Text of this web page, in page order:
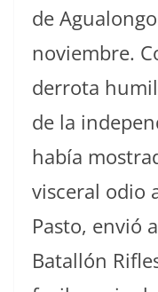
de
noviembre.
derrota
de la
había
visceral odio
Pasto, envió
Batallón